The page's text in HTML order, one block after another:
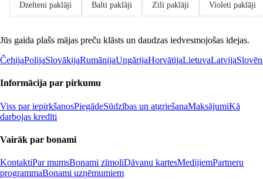
Dzelteni paklāji Balti paklāji Zili paklāji Violeti paklāji
Jūs gaida plašs mājas preču klāsts un daudzas iedvesmojošas idejas.
ČehijaPolijaSlovākijaRumānijaUngārijaHorvātijaLietuvaLatvija
Informācija par pirkumu
Viss par iepirkšanosPiegādeSūdzības un atgriešanaMaksājumiKā
darbojas kredīti
Vairāk par bonami
KontaktiPar mumsBonami zīmoliDāvanu kartesMedijiemPartneru
programmaBonami uzņēmumiem